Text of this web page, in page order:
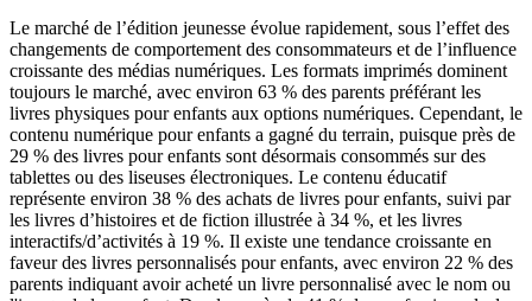
Le marché de l’édition jeunesse évolue rapidement, sous l’effet des
changements de comportement des consommateurs et de l’influence
croissante des médias numériques. Les formats imprimés dominent
toujours le marché, avec environ 63 % des parents préférant les
livres physiques pour enfants aux options numériques. Cependant, le
contenu numérique pour enfants a gagné du terrain, puisque près de
29 % des livres pour enfants sont désormais consommés sur des
tablettes ou des liseuses électroniques. Le contenu éducatif
représente environ 38 % des achats de livres pour enfants, suivi par
les livres d’histoires et de fiction illustrée à 34 %, et les livres
interactifs/d’activités à 19 %. Il existe une tendance croissante en
faveur des livres personnalisés pour enfants, avec environ 22 % des
parents indiquant avoir acheté un livre personnalisé avec le nom ou